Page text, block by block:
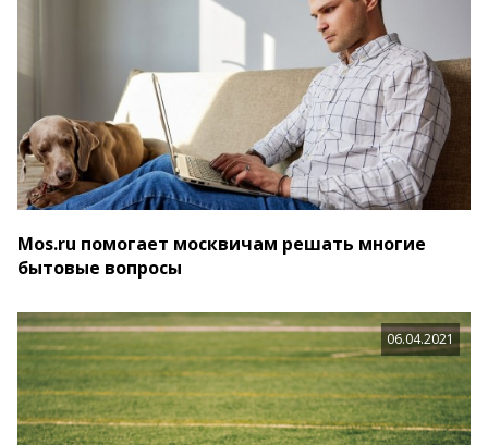
Mos.ru помогает москвичам решать многие
бытовые вопросы
06.04.2021